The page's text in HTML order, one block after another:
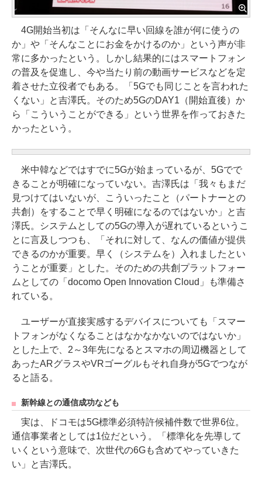
4G開始当初は「そんなに早い回線を誰が何に使うの
か」や「そんなことにお金をかけるのか」という声が非
常に多かったという。しかし結果的にはスマートフォン
の普及を促進し、今や当たり前の動画サービスなどを定
着させた立役者でもある。「5Gでも同じことを言われた
くない」と吉澤氏。そのため5GのDAY1（開始直後）か
ら「こういうことができる」という世界を作っておきた
かったという。
米中韓などではすでに5Gが始まっているが、5Gでで
きることが明確になっていない。吉澤氏は「我々もまだ
見つけてはいないが、こういったこと（パートナーとの
共創）をすることで早く明確になるのではないか」と吉
澤氏。システムとしての5Gの導入が遅れているというこ
とに言及しつつも、「それに対して、なんの価値が提供
できるのかが重要。早く（システムを）入れましたとい
うことが重要」とした。そのための共創プラットフォー
ムとしての「docomo Open Innovation Cloud」も準備さ
れている。
ユーザーが直接実感するデバイスについても「スマー
トフォンがなくなることはなかなかないのではないか」
とした上で、2～3年先になるとスマホの周辺機器として
あったARグラスやVRゴーグルもそれ自身が5Gでつなが
ると語る。
新幹線との通信成功なども
実は、ドコモは5G標準必須特許候補件数で世界6位。
通信事業者としては1位だという。「標準化を先導して
いくという意味で、次世代の6Gも含めてやっていきた
い」と吉澤氏。